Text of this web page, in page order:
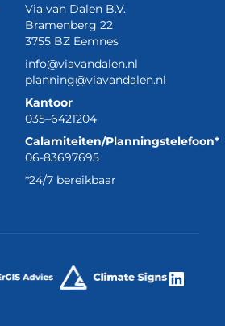
Via van Dalen B.V.
Bramenberg 22
3755 BZ Eemnes
info@viavandalen.nl
planning@viavandalen.nl
Kantoor
035–6421204
Calamiteiten/Planningstelefoon*
06-83697695
*24/7 bereikbaar